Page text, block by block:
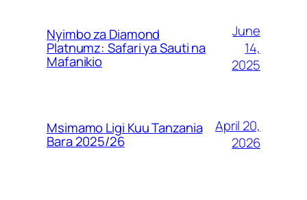
Nyimbo za Diamond
Platnumz: Safari ya Sauti na
Mafanikio
June
14,
2025
Msimamo Ligi Kuu Tanzania
Bara 2025/26
April 20,
2026